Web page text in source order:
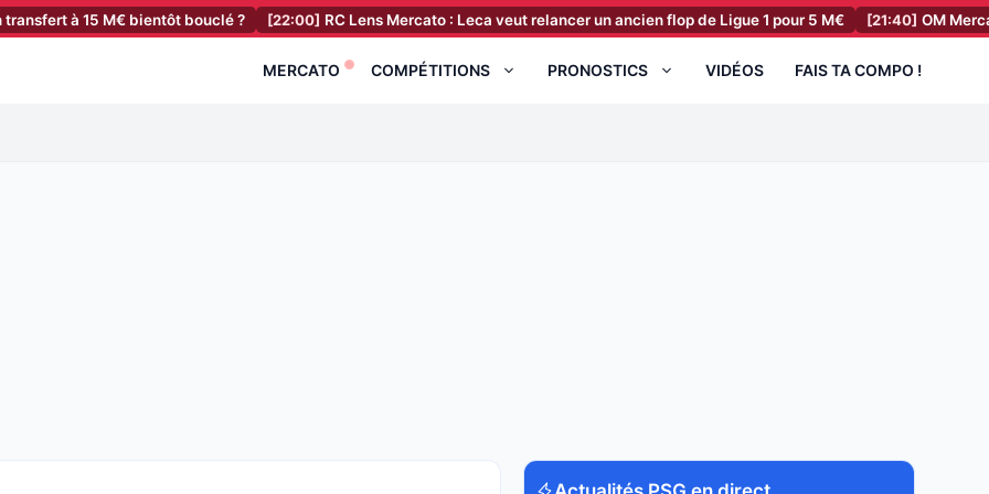
à 15 M€ bientôt bouclé ? [22:00] RC Lens Mercato : Leca veut relancer un ancien flop de Ligue 1 pour 5 M€ [21:40] OM Mercato : un
MERCATO COMPÉTITIONS PRONOSTICS VIDÉOS FAIS TA COMPO !